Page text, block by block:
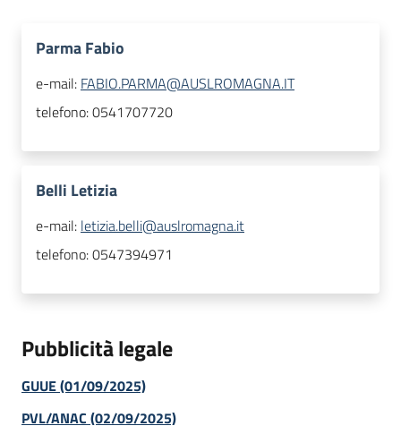
Parma Fabio
e-mail: FABIO.PARMA@AUSLROMAGNA.IT
telefono:0541707720
Belli Letizia
e-mail: letizia.belli@auslromagna.it
telefono:0547394971
Pubblicità legale
GUUE (01/09/2025)
PVL/ANAC (02/09/2025)